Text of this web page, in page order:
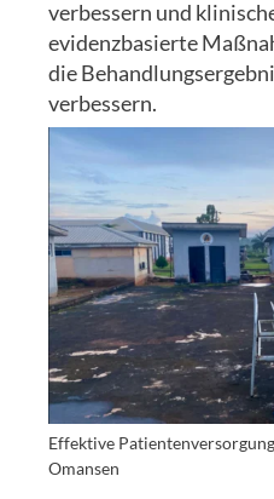
verbessern und
evidenzbasierte
die
verbessern.
Effektive
Omansen